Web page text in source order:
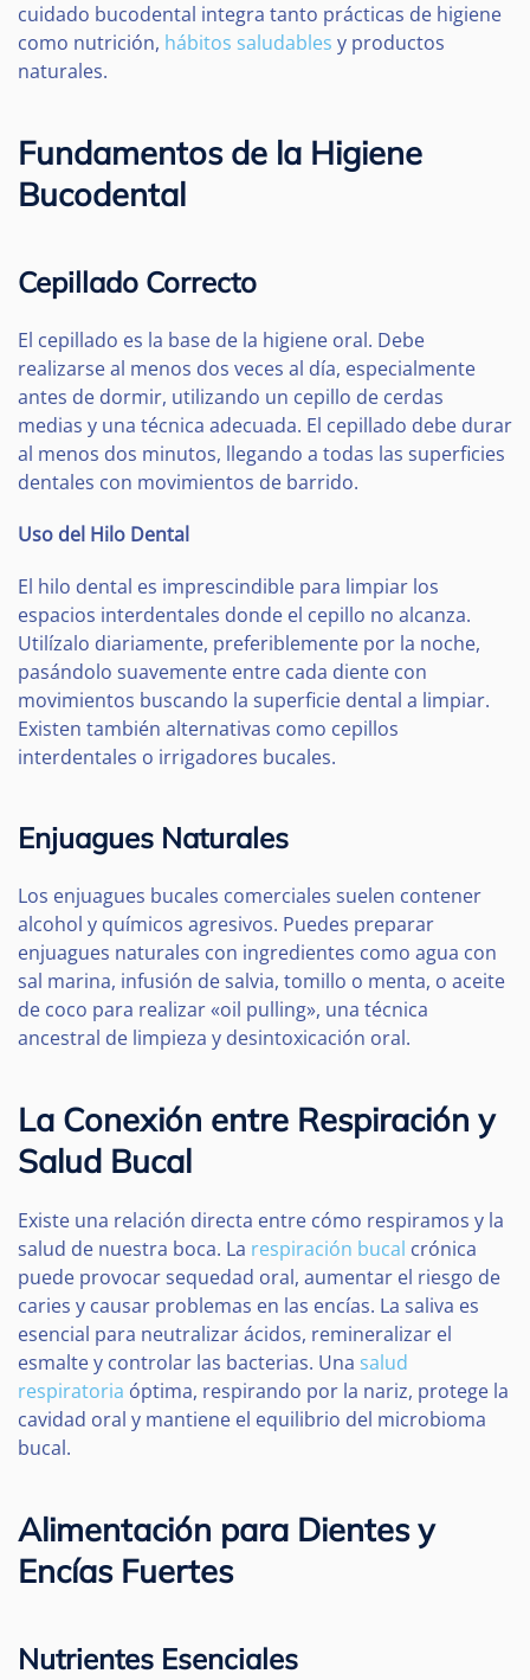
cuidado bucodental integra tanto prácticas de higiene
como nutrición, hábitos saludables y productos
naturales.
Fundamentos de la Higiene
Bucodental
Cepillado Correcto
El cepillado es la base de la higiene oral. Debe
realizarse al menos dos veces al día, especialmente
antes de dormir, utilizando un cepillo de cerdas
medias y una técnica adecuada. El cepillado debe durar
al menos dos minutos, llegando a todas las superficies
dentales con movimientos de barrido.
Uso del Hilo Dental
El hilo dental es imprescindible para limpiar los
espacios interdentales donde el cepillo no alcanza.
Utilízalo diariamente, preferiblemente por la noche,
pasándolo suavemente entre cada diente con
movimientos buscando la superficie dental a limpiar.
Existen también alternativas como cepillos
interdentales o irrigadores bucales.
Enjuagues Naturales
Los enjuagues bucales comerciales suelen contener
alcohol y químicos agresivos. Puedes preparar
enjuagues naturales con ingredientes como agua con
sal marina, infusión de salvia, tomillo o menta, o aceite
de coco para realizar «oil pulling», una técnica
ancestral de limpieza y desintoxicación oral.
La Conexión entre Respiración y
Salud Bucal
Existe una relación directa entre cómo respiramos y la
salud de nuestra boca. La respiración bucal crónica
puede provocar sequedad oral, aumentar el riesgo de
caries y causar problemas en las encías. La saliva es
esencial para neutralizar ácidos, remineralizar el
esmalte y controlar las bacterias. Una salud
respiratoria óptima, respirando por la nariz, protege la
cavidad oral y mantiene el equilibrio del microbioma
bucal.
Alimentación para Dientes y
Encías Fuertes
Nutrientes Esenciales